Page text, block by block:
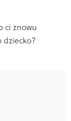
ci znowu
dziecko?